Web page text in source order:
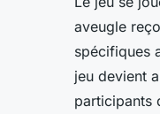
aveugle
spécifiques
jeu devient
participants